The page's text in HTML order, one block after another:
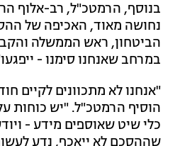
בנוסף, הרמטכ"ל, רב-אלוף
נחושה מאוד, האכיפה של
הביטחון, ראש הממשלה
במרחב שאנחנו סימנו -
"אנחנו לא מתכוונים לקיים
הוסיף הרמטכ"ל. "יש כוחות
כלי שיט שאוספים מידע -